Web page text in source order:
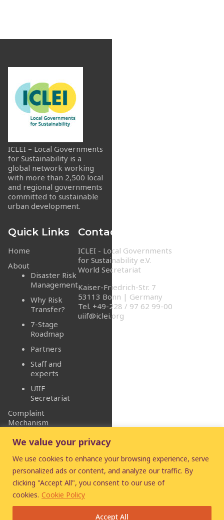
We value your privacy
We use cookies to enhance your browsing experience, serve
personalized ads or content, and analyze our traffic. By
clicking "Accept All", you consent to our use of
cookies. Cookie Policy
Accept All
ICLEI – Local Governments
for Sustainability is a
global network working
with more than 2,500 local
and regional governments
committed to sustainable
urban development.
Quick Links
Home
About
Disaster Risk
Management
Why Risk
Transfer?
7-Stage
Roadmap
Partners
Staff and
experts
UIIF
Secretariat
Complaint
Mechanism
Contact Info
ICLEI - Local Governments
for Sustainability e.V.
World Secretariat
Kaiser-Friedrich-Str. 7
53113 Bonn | Germany
Tel. +49-228 / 97 62 99-00
uiif@iclei.org
© 2026UIIF - Urban
Infrastructure Insurance
Facility